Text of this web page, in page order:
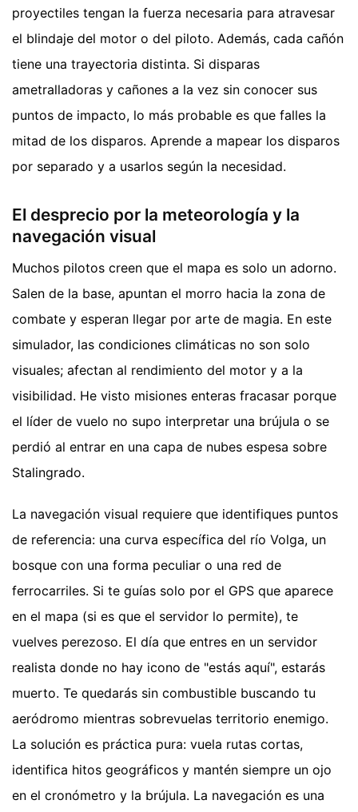
proyectiles tengan la fuerza necesaria para atravesar
el blindaje del motor o del piloto. Además, cada cañón
tiene una trayectoria distinta. Si disparas
ametralladoras y cañones a la vez sin conocer sus
puntos de impacto, lo más probable es que falles la
mitad de los disparos. Aprende a mapear los disparos
por separado y a usarlos según la necesidad.
El desprecio por la meteorología y la
navegación visual
Muchos pilotos creen que el mapa es solo un adorno.
Salen de la base, apuntan el morro hacia la zona de
combate y esperan llegar por arte de magia. En este
simulador, las condiciones climáticas no son solo
visuales; afectan al rendimiento del motor y a la
visibilidad. He visto misiones enteras fracasar porque
el líder de vuelo no supo interpretar una brújula o se
perdió al entrar en una capa de nubes espesa sobre
Stalingrado.
La navegación visual requiere que identifiques puntos
de referencia: una curva específica del río Volga, un
bosque con una forma peculiar o una red de
ferrocarriles. Si te guías solo por el GPS que aparece
en el mapa (si es que el servidor lo permite), te
vuelves perezoso. El día que entres en un servidor
realista donde no hay icono de "estás aquí", estarás
muerto. Te quedarás sin combustible buscando tu
aeródromo mientras sobrevuelas territorio enemigo.
La solución es práctica pura: vuela rutas cortas,
identifica hitos geográficos y mantén siempre un ojo
en el cronómetro y la brújula. La navegación es una